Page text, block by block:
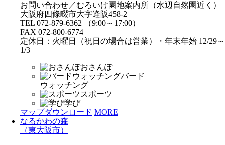
お問い合わせ／むろいけ園地案内所（水辺自然園近く）
大阪府四條畷市大字逢阪458-2
TEL 072-879-6362 （9:00～17:00）
FAX 072-800-6774
定休日：火曜日（祝日の場合は営業）・年末年始 12/29～
1/3
おさんぽ
バード
ウォッチング
スポーツ
学び
マップダウンロード MORE
なるかわの森
（東大阪市）